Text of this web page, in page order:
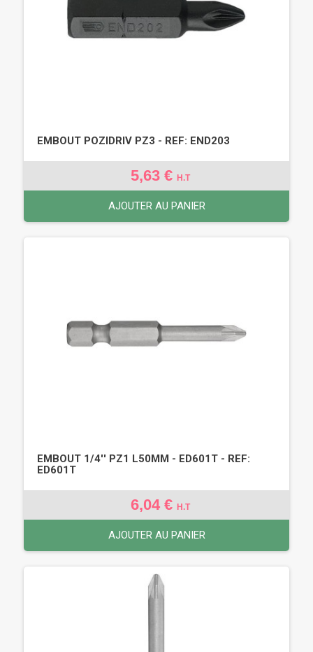
EMBOUT POZIDRIV PZ3 - REF: END203
5,63 € H.T
AJOUTER AU PANIER
EMBOUT 1/4'' PZ1 L50MM - ED601T - REF:
ED601T
6,04 € H.T
AJOUTER AU PANIER